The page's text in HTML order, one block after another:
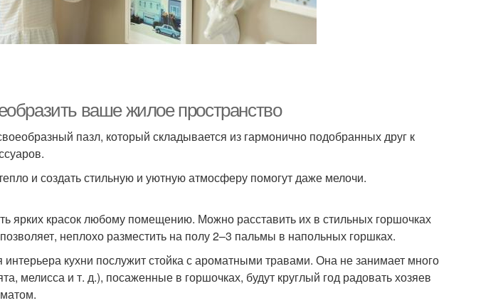
ваше жилое пространство
пазл, который складывается из гармонично подобранных друг к
и создать стильную и уютную атмосферу помогут даже мелочи.
ярких красок любому помещению. Можно расставить их в стильных горшочках
неплохо разместить на полу 2–3 пальмы в напольных горшках.
кухни послужит стойка с ароматными травами. Она не занимает много
мелисса и т. д.), посаженные в горшочках, будут круглый год радовать хозяев